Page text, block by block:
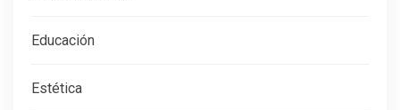
Educación
Estética